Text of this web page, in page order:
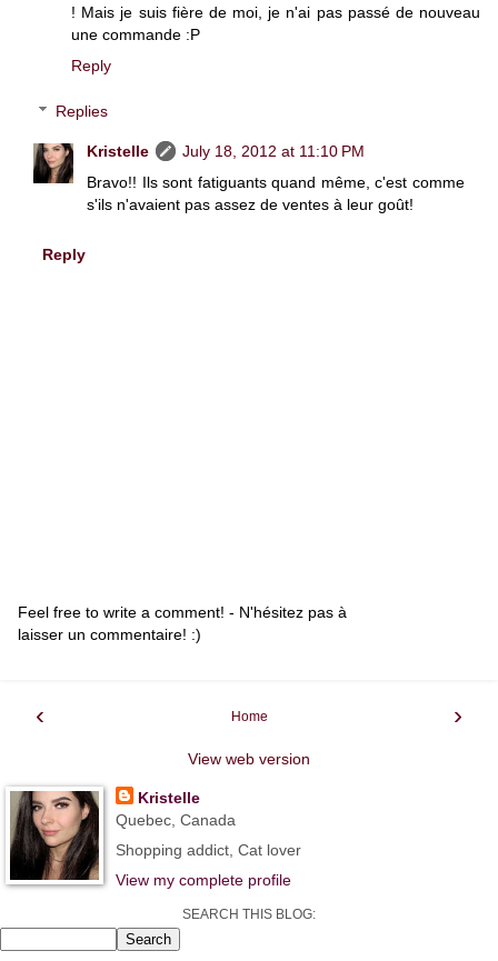
! Mais je suis fière de moi, je n'ai pas passé de nouveau
une commande :P
Reply
Replies
Kristelle
July 18, 2012 at 11:10 PM
Bravo!! Ils sont fatiguants quand même, c'est comme
s'ils n'avaient pas assez de ventes à leur goût!
Reply
Feel free to write a comment! - N'hésitez pas à
laisser un commentaire! :)
‹ ›
Home
View web version
Kristelle
Quebec, Canada
Shopping addict, Cat lover
View my complete profile
SEARCH THIS BLOG: